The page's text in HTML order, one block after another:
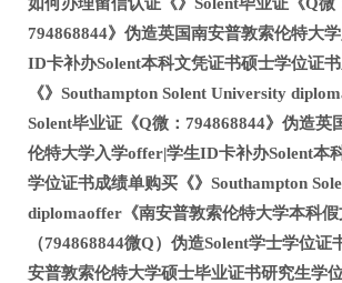
794868844》伪造英国南安普敦索伦特大
ID卡补办Solent本科文凭证书硕士学位证
《》Southampton Solent University
Solent毕业证《Q微：794868844》伪造英
伦特大学入学offer|学生ID卡补办Solent本
学位证书成绩单购买《》Southampton
diplomaoffer《南安普敦索伦特大学本科假
（794868844微Q）伪造Solent学士学位证
安普敦索伦特大学硕士毕业证书研究生学